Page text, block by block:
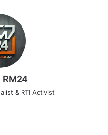
RM24
& RTI Activist